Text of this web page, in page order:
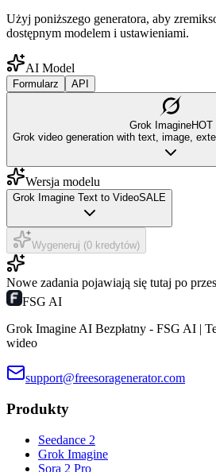
Użyj poniższego generatora, aby
dostępnym modelem i ustawieniami.
AI Model
Formularz API
Grok ImagineHOT
Grok video generation with text, image,
Wersja modelu
Grok Imagine Text to VideoSALE
Wygeneruj (0 kredytów)
Nowe zadania pojawiają się tutaj po
FSG AI
Grok Imagine AI Bezpłatny - FSG AI |
wideo
support@freesoragenerator.com
Produkty
Seedance 2
Grok Imagine
Sora 2 Pro